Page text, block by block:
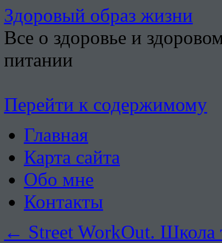
Здоровый образ жизни
Все о здоровье и
питании
Перейти к содержимому
Главная
Карта сайта
Обо мне
Контакты
← Street WorkOut. Школа